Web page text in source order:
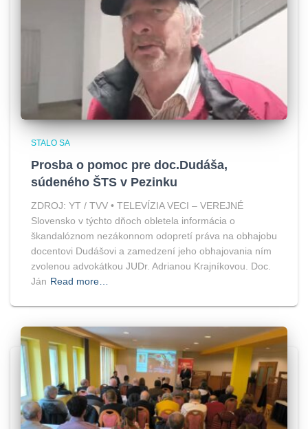
STALO SA
Prosba o pomoc pre doc.Dudáša,
súdeného ŠTS v Pezinku
ZDROJ: YT / TVV • TELEVÍZIA VECI – VEREJNÉ
Slovensko v týchto dňoch obletela informácia o
škandalóznom nezákonnom odopretí práva na obhajobu
docentovi Dudášovi a zamedzení jeho obhajovania ním
zvolenou advokátkou JUDr. Adrianou Krajníkovou. Doc.
Ján Read more…